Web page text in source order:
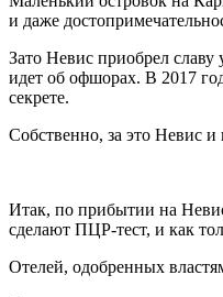
и даже
Зато Невис приобрел
идет об офшорах. В 2017
секрете.
Собственно, за это Невис
Итак, по прибытии на
сделают ПЦР-тест, и как
Отелей, одобренных